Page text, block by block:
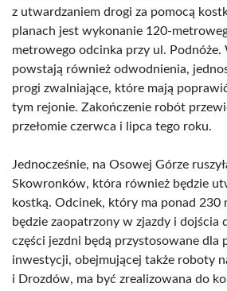
z utwardzaniem drogi za pomocą
planach jest wykonanie 120-
metrowego odcinka przy ul.
powstają również odwodnienia,
progi zwalniające, które mają
tym rejonie. Zakończenie robót
przełomie czerwca i lipca tego roku.
Jednocześnie, na Osowej Górze
Skowronków, która również będzie
kostką. Odcinek, który ma ponad 230
będzie zaopatrzony w zjazdy i dojścia
części jezdni będą przystosowane dla
inwestycji, obejmującej także roboty
i Drozdów, ma być zrealizowana do